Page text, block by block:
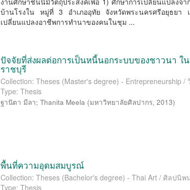
บ้านโรงใน หมู่ที่ 3 อำเภออุทัย จังหวัดพระนครศรีอยุธยา
เปลี่ยนแปลงอาชีพการทำนาของคนในชุม ...
ปัจจัยที่ส่งผลต่อการเป็นหนี้นอกระบบของชาวนา ใ
ราชบุรี
Collection: Theses (Master's degree) - Entrepreneurship
Type: Thesis
ฐานิตา มีลา;Thanita Meela (มหาวิทยาลัยศิลปากร,2013)
พื้นที่ความอุดมสมบูรณ์
Collection: Theses (Bachelor's degree) - Thai Art / ศิลปนิ
Type: Thesis